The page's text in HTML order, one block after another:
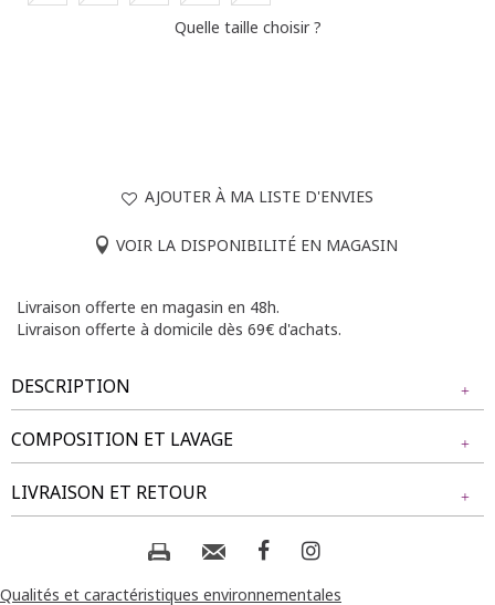
Quelle taille choisir ?
AJOUTER À MA LISTE D'ENVIES
VOIR LA DISPONIBILITÉ EN MAGASIN
Livraison offerte en magasin en 48h.
Livraison offerte à domicile dès 69€ d'achats.
DESCRIPTION
Pantalon grande taille. Coupe droite. Longueur 7/8. Taille
élastiquée. Poches italiennes sur le devant avec un détail
décoratif effet bois. Coloris uni avec aspect texturé.
Notre mannequin Rafaela mesure 1m75 et porte un
COMPOSITION ET LAVAGE
Tissu principal : 98% POLYESTER, 2% ELASTHANE
Composition et lavage :
LIVRAISON ET RETOUR
NOS MODES DE LIVRAISON
Livraison Magasin :
Qualités et caractéristiques environnementales